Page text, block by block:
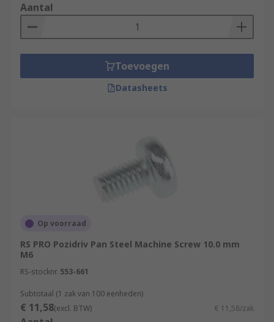
Aantal
Toevoegen
Datasheets
Op voorraad
RS PRO Pozidriv Pan Steel Machine Screw 10.0 mm
M6
RS-stocknr. 553-661
Subtotaal (1 zak van 100 eenheden)
€ 11,58(excl. BTW) € 11,58/zak